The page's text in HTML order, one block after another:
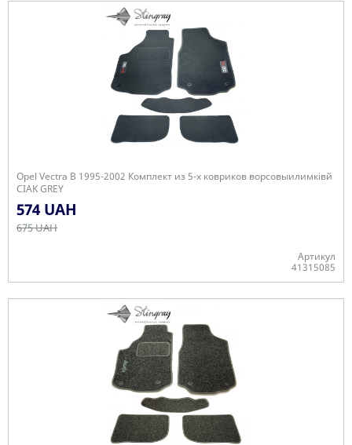
Opel Vectra B 1995-2002 Комплект из 5-х ковриков ворсовыилимківй
CIAK GREY
574 UAH
675 UAH
Артикул
41315085